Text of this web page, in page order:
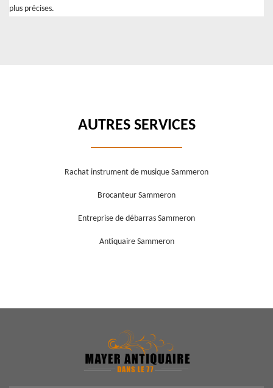
plus précises.
AUTRES SERVICES
Rachat instrument de musique Sammeron
Brocanteur Sammeron
Entreprise de débarras Sammeron
Antiquaire Sammeron